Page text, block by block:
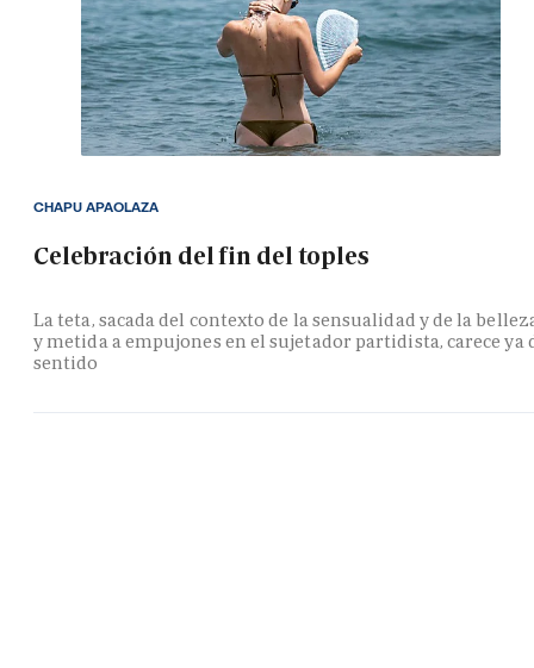
Celebración del fin del toples
La teta, sacada del contexto de la sensualidad y de la
y metida a empujones en el sujetador partidista, carece ya
sentido
CHAPU APAOLAZA